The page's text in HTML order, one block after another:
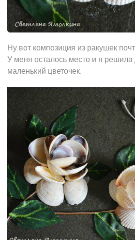
Ну вот композиция из ракушек
У меня осталось местo и я
маленький цветочек.